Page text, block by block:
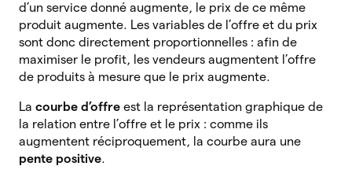
d’un service donné augmente, le prix de ce même
produit augmente. Les variables de l’offre et du prix
sont donc directement proportionnelles : afin de
maximiser le profit, les vendeurs augmentent l’offre
de produits à mesure que le prix augmente.
La courbe d’offre est la représentation graphique de
la relation entre l’offre et le prix : comme ils
augmentent réciproquement, la courbe aura une
pente positive.